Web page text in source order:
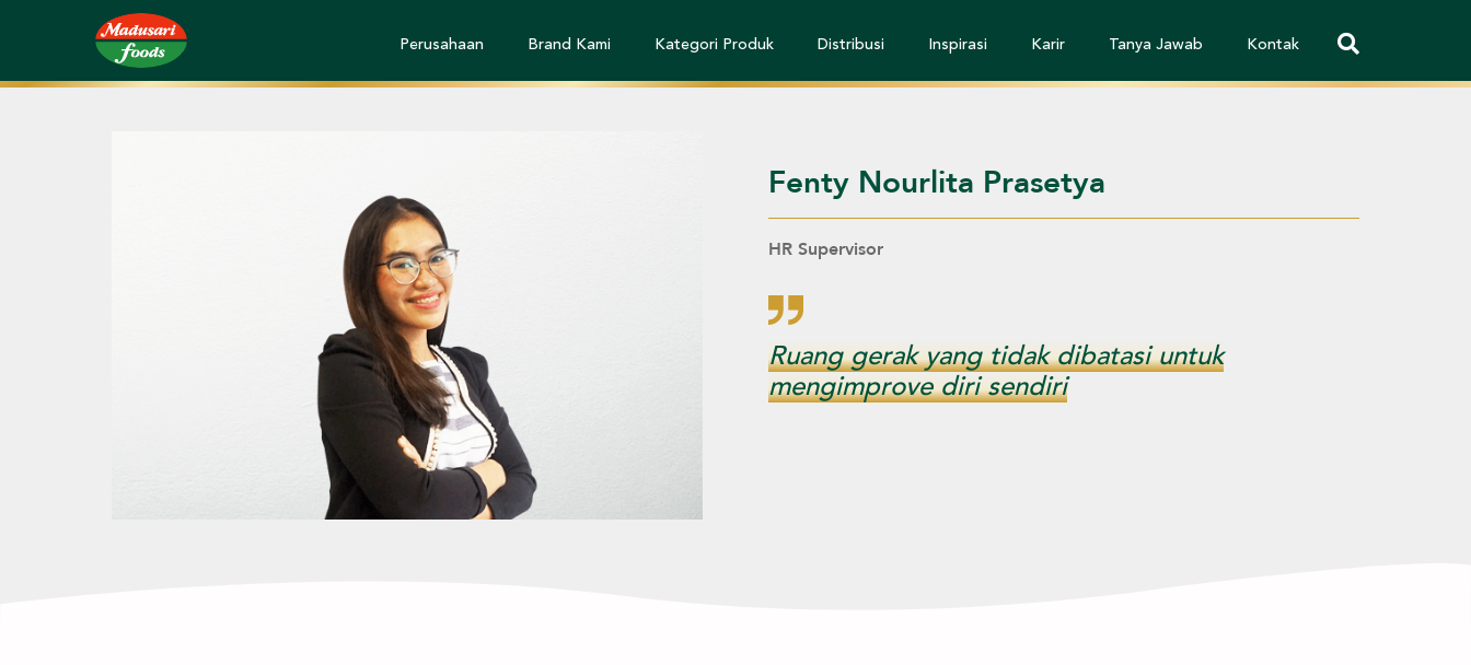
Perusahaan Brand Kami Kategori Produk Distribusi Inspirasi Karir Tanya Jawab Kontak
Fenty Nourlita Prasetya
HR Supervisor
Ruang gerak yang tidak dibatasi untuk
mengimprove diri sendiri